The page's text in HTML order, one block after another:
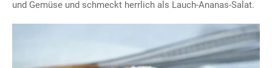
und Gemüse und schmeckt herrlich als Lauch-Ananas-Salat.